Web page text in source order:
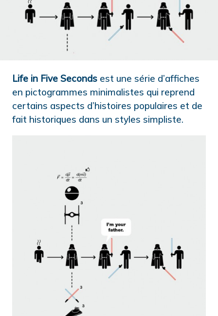
Life in Five Seconds est une série d’affiches
en pictogrammes minimalistes qui reprend
certains aspects d’histoires populaires et de
fait historiques dans un styles simpliste.